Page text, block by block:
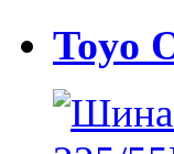
Toyo